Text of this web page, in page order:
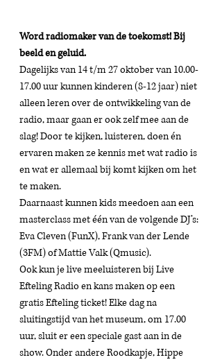
Word radiomaker van de toekomst! Bij
beeld en geluid.
Dagelijks van 14 t/m 27 oktober van 10.00-
17.00 uur kunnen kinderen (8-12 jaar) niet
alleen leren over de ontwikkeling van de
radio, maar gaan er ook zelf mee aan de
slag! Door te kijken, luisteren, doen én
ervaren maken ze kennis met wat radio is
en wat er allemaal bij komt kijken om het
te maken.
Daarnaast kunnen kids meedoen aan een
masterclass met één van de volgende DJ’s:
Eva Cleven (FunX), Frank van der Lende
(3FM) of Mattie Valk (Qmusic).
Ook kun je live meeluisteren bij Live
Efteling Radio en kans maken op een
gratis Efteling ticket! Elke dag na
sluitingstijd van het museum, om 17.00
uur, sluit er een speciale gast aan in de
show. Onder andere Roodkapje, Hippe